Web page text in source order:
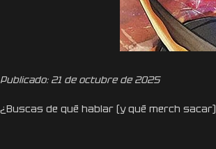
Publicado: 21 de octubre de 2025
¿Buscas de qué hablar (y qué merch sacar)